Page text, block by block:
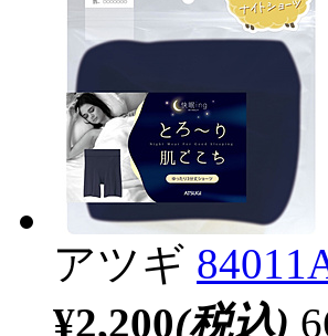
アツギ
¥2,200(税込)